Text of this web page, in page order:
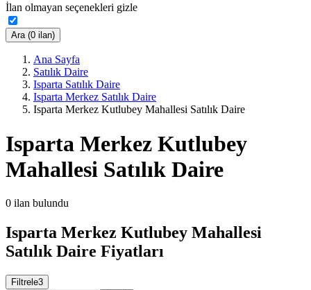
İlan olmayan seçenekleri gizle
Ara (0 ilan)
Ana Sayfa
Satılık Daire
Isparta Satılık Daire
Isparta Merkez Satılık Daire
Isparta Merkez Kutlubey Mahallesi Satılık Daire
Isparta Merkez Kutlubey
Mahallesi Satılık Daire
0 ilan bulundu
Isparta Merkez Kutlubey Mahallesi
Satılık Daire Fiyatları
Filtrele3